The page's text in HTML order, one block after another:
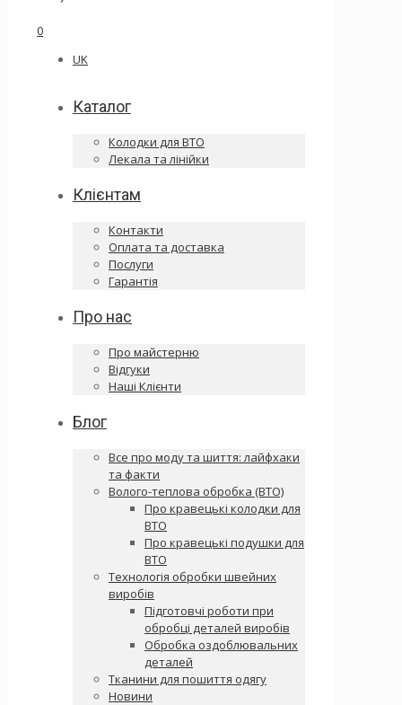
0
UK
Каталог
Колодки для ВТО
Лекала та лінійки
Клієнтам
Контакти
Оплата та доставка
Послуги
Гарантія
Про нас
Про майстерню
Відгуки
Наші Клієнти
Блог
Все про моду та шиття: лайфхаки
та факти
Волого-теплова обробка (ВТО)
Про кравецькі колодки для
ВТО
Про кравецькі подушки для
ВТО
Технологія обробки швейних
виробів
Підготовчі роботи при
обробці деталей виробів
Обробка оздоблювальних
деталей
Тканини для пошиття одягу
Новини